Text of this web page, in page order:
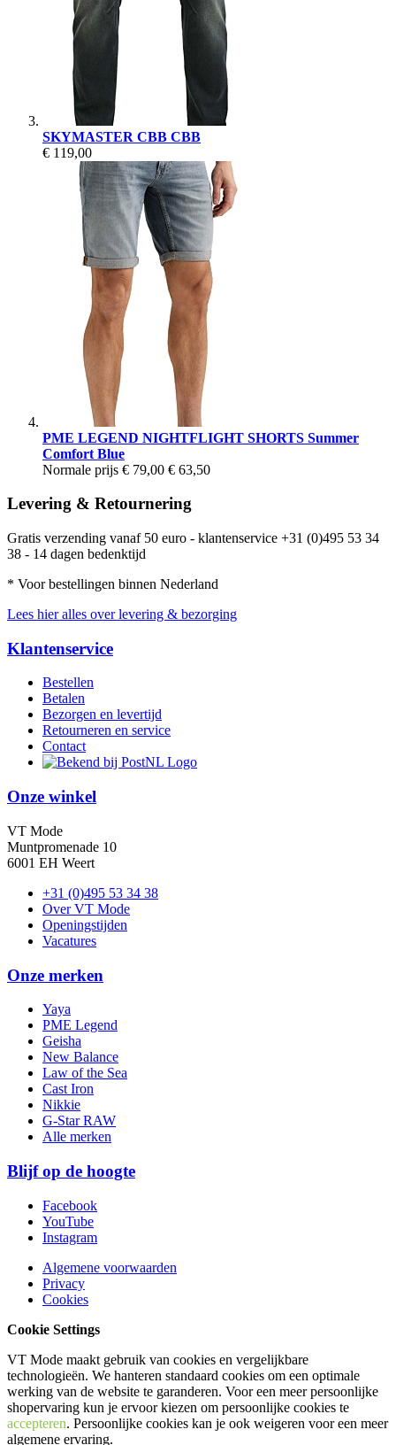
SKYMASTER CBB CBB
€ 119,00
PME LEGEND NIGHTFLIGHT SHORTS Summer
Comfort Blue
Normale prijs € 79,00 € 63,50
Levering & Retournering
Gratis verzending vanaf 50 euro - klantenservice +31 (0)495 53 34
38 - 14 dagen bedenktijd
* Voor bestellingen binnen Nederland
Lees hier alles over levering & bezorging
Klantenservice
Bestellen
Betalen
Bezorgen en levertijd
Retourneren en service
Contact
Onze winkel
VT Mode
Muntpromenade 10
6001 EH Weert
+31 (0)495 53 34 38
Over VT Mode
Openingstijden
Vacatures
Onze merken
Yaya
PME Legend
Geisha
New Balance
Law of the Sea
Cast Iron
Nikkie
G-Star RAW
Alle merken
Blijf op de hoogte
Facebook
YouTube
Instagram
Algemene voorwaarden
Privacy
Cookies
Cookie Settings
VT Mode maakt gebruik van cookies en vergelijkbare
technologieën. We hanteren standaard cookies om een optimale
werking van de website te garanderen. Voor een meer persoonlijke
shopervaring kun je ervoor kiezen om persoonlijke cookies te
accepteren. Persoonlijke cookies kan je ook weigeren voor een meer
algemene ervaring.